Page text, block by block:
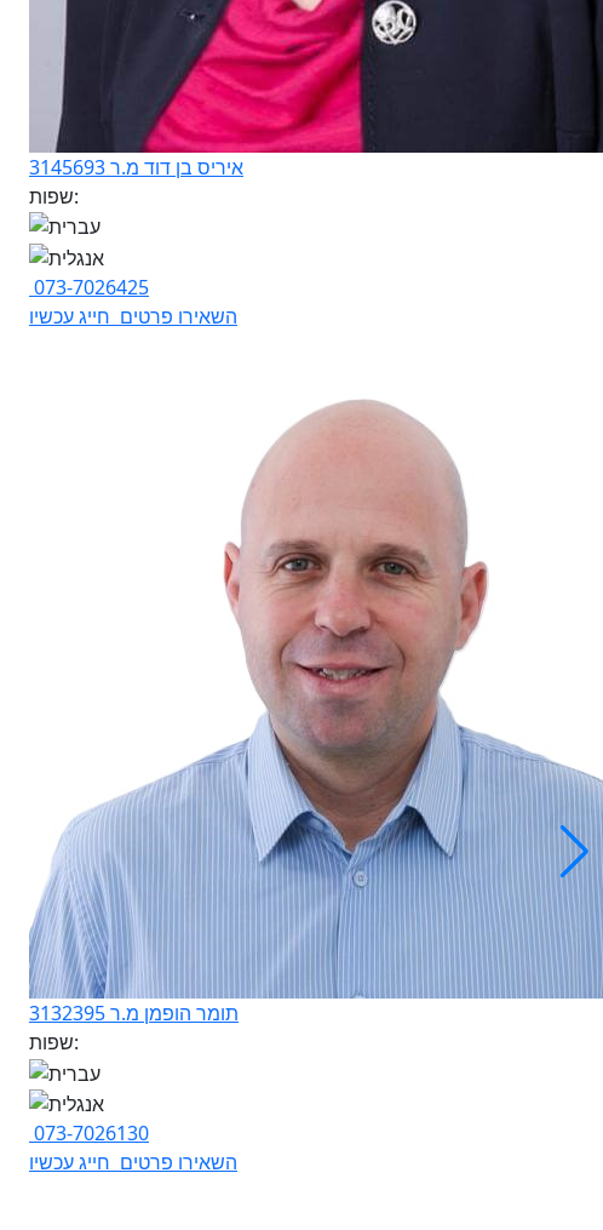
איריס בן דוד מ.ר 3145693
שפות:
073-7026425
השאירו פרטים חייג עכשיו
תומר הופמן מ.ר 3132395
שפות:
073-7026130
השאירו פרטים חייג עכשיו